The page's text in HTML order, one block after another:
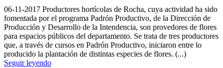
06-11-2017 Productores hortícolas de Rocha, cuya actividad ha sido
fomentada por el programa Padrón Productivo, de la Dirección de
Producción y Desarrollo de la Intendencia, son provedores de flores
para espacios públicos del departamento. Se trata de tres productores
que, a través de cursos en Padrón Productivo, iniciaron entre lo
producido la plantación de distintas especies de flores. (...)
Seguir leyendo